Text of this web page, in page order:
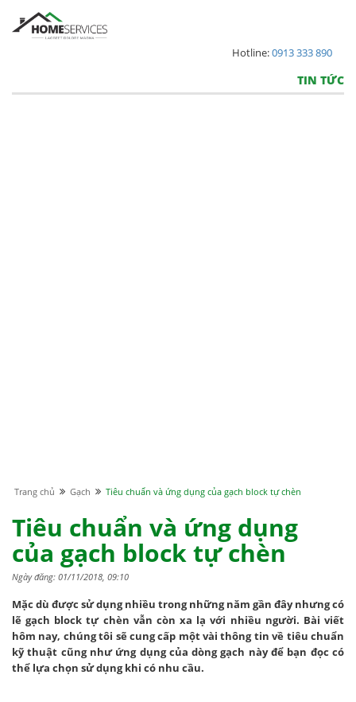
Hotline:0913 333 890
TIN TỨC
Trang chủ Gạch Tiêu chuẩn và ứng dụng của gạch block tự chèn
Tiêu chuẩn và ứng dụng
của gạch block tự chèn
Ngày đăng: 01/11/2018, 09:10
Mặc dù được sử dụng nhiều trong những năm gần đây nhưng có
lẽ gạch block tự chèn vẫn còn xa lạ với nhiều người. Bài viết
hôm nay, chúng tôi sẽ cung cấp một vài thông tin về tiêu chuẩn
kỹ thuật cũng như ứng dụng của dòng gạch này để bạn đọc có
thể lựa chọn sử dụng khi có nhu cầu.